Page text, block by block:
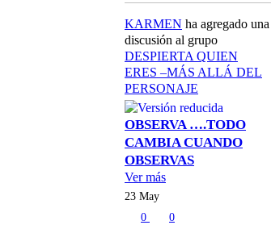
KARMEN ha agregado una
discusión al grupo
DESPIERTA QUIEN
ERES –MÁS ALLÁ DEL
PERSONAJE
OBSERVA ….TODO
CAMBIA CUANDO
OBSERVAS
Ver más
23 May
0
0